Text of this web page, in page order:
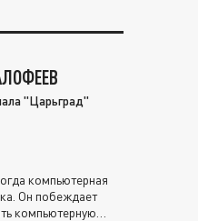
"Царьград"
компьютерная
Он побеждает
компьютерную